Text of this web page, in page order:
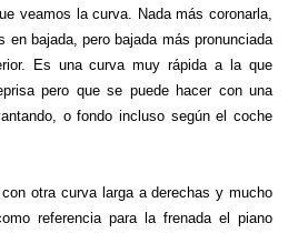
veamos la curva. Nada más coronarla,
en bajada, pero bajada más pronunciada
Es una curva muy rápida a la que
pero que se puede hacer con una
o fondo incluso según el coche
otra curva larga a derechas y mucho
referencia para la frenada el piano